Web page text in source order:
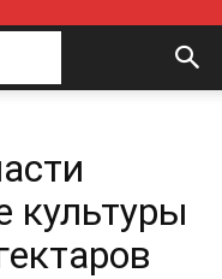
культуры